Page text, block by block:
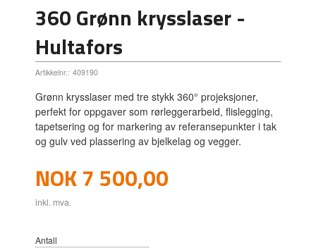
360 Grønn krysslaser -
Hultafors
Artikkelnr.: 409190
Grønn krysslaser med tre stykk 360° projeksjoner,
perfekt for oppgaver som rørleggerarbeid, flislegging,
tapetsering og for markering av referansepunkter i tak
og gulv ved plassering av bjelkelag og vegger.
Pris
NOK7 500,00
inkl. mva.
Antall